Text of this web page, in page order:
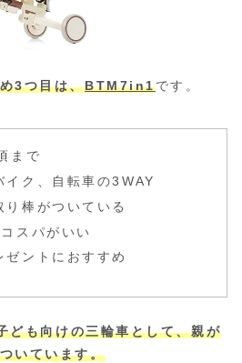
3つ目は、BTM7in1です。
まで
イク、自転車の3WAY
り棒がついている
スパがいい
ゼントにおすすめ
ども向けの三輪車として、親が
いています。